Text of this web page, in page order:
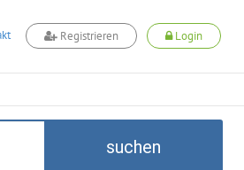
Registrieren Login
suchen